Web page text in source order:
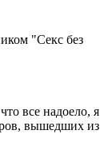
"Секс без
все надоело, я
вышедших из